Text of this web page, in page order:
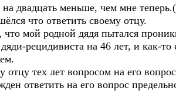
двадцать меньше, чем мне
что ответить своему отцу.
мой родной дядя пытался
рецидивиста на 46 лет, и как-
отцу тех лет вопросом на его
ответить на его вопрос